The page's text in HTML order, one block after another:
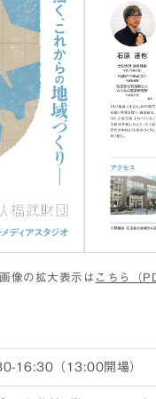
像の拡大表示は こちら（
16:30（13:00開場）